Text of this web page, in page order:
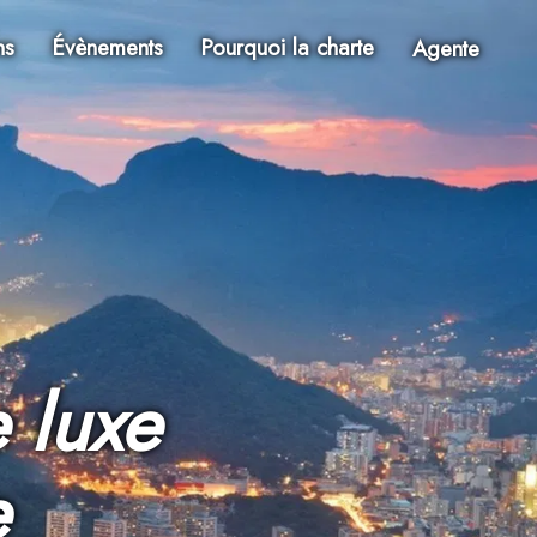
Évènements Pourquoi la charte Agente
luxe